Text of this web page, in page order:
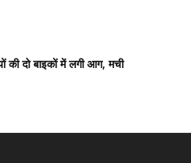
की दो बाइकों में लगी आग, मची